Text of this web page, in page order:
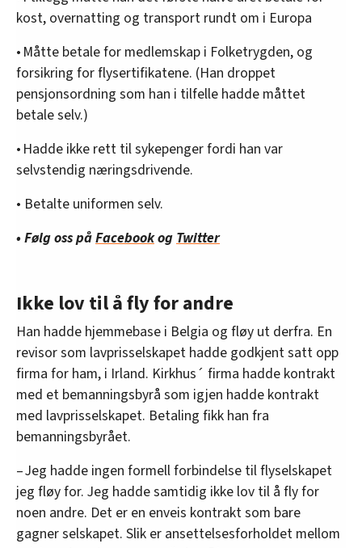
kost, overnatting og transport rundt om i Europa
• Måtte betale for medlemskap i Folketrygden, og
forsikring for flysertifikatene. (Han droppet
pensjonsordning som han i tilfelle hadde måttet
betale selv.)
• Hadde ikke rett til sykepenger fordi han var
selvstendig næringsdrivende.
• Betalte uniformen selv.
• Følg oss påFacebookogTwitter
Ikke lov til å fly for andre
Han hadde hjemmebase i Belgia og fløy ut derfra. En
revisor som lavprisselskapet hadde godkjent satt opp
firma for ham, i Irland. Kirkhus´ firma hadde kontrakt
med et bemanningsbyrå som igjen hadde kontrakt
med lavprisselskapet. Betaling fikk han fra
bemanningsbyrået.
– Jeg hadde ingen formell forbindelse til flyselskapet
jeg fløy for. Jeg hadde samtidig ikke lov til å fly for
noen andre. Det er en enveis kontrakt som bare
gagner selskapet. Slik er ansettelsesforholdet mellom